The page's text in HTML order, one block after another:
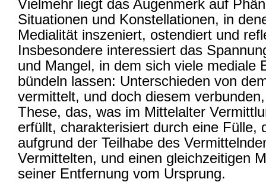
Vielmehr liegt das Augenmerk auf
Situationen und Konstellationen, in
Medialität inszeniert, ostendiert und
Insbesondere interessiert das
und Mangel, in dem sich viele mediale
bündeln lassen: Unterschieden von
vermittelt, und doch diesem
These, das, was im Mittelalter
erfüllt, charakterisiert durch eine Fülle,
aufgrund der Teilhabe des
Vermittelten, und einen gleichzeitigen
seiner Entfernung vom Ursprung.